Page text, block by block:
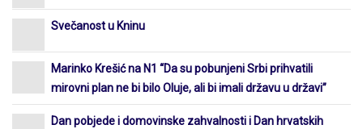
Svečanost u Kninu
Marinko Krešić na N1 “Da su pobunjeni Srbi prihvatili
mirovni plan ne bi bilo Oluje, ali bi imali državu u državi”
Dan pobjede i domovinske zahvalnosti i Dan hrvatskih